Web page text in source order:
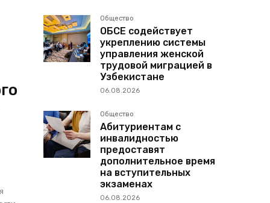
Общество
ОБСЕ содействует
укреплению системы
управления женской
трудовой миграцией в
Узбекистане
06.08.2026
Общество
Абитуриентам с
инвалидностью
предоставят
дополнительное время
на вступительных
экзаменах
06.08.2026